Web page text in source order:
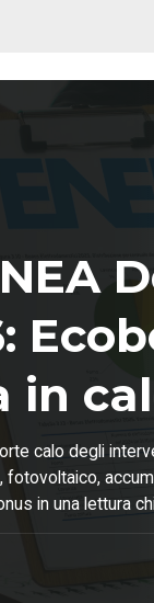
in
calo degli
in una lettura